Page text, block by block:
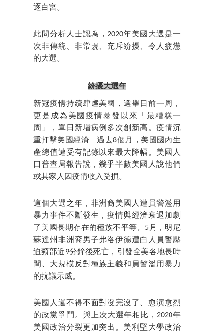
逐白宮。
此間分析人士認為，2020年美國大選是一
次非傳統、非常規、充斥紛擾、令人疲憊
的大選。
紛擾大選年
新冠疫情持續肆虐美國，選舉日前一周，
更是成為美國疫情暴發以來「最糟糕一
周」，單日新增病例多次創新高。疫情沉
重打擊美國經濟，過去8個月，美國國內生
產總值遭受有記錄以來最大降幅。美國人
口普查局報告說，幾乎半數美國人說他們
或其家人因疫情收入受損。
這個大選之年，非洲裔美國人遭員警濫用
暴力事件不斷發生，疫情與經濟衰退加劇
了美國長期存在的種族不平等。5月，明尼
蘇達州非洲裔男子弗洛伊德遭白人員警壓
迫頸部近9分鐘後死亡，引發全美各地長時
間、大規模反對種族主義和員警濫用暴力
的抗議示威。
美國人還不得不面對沒完沒了、愈演愈烈
的政黨爭鬥。與上次大選年相比，2020年
美國政治分裂更加突出。美利堅大學政治